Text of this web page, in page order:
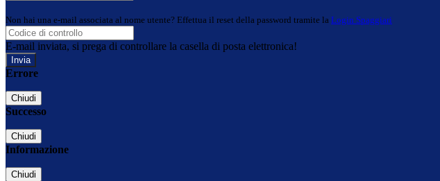
Non hai una e-mail associata al nome utente? Effettua il reset della password tramite la Login Spaggiari
E-mail inviata, si prega di controllare la casella di posta elettronica!
Errore
Chiudi
Successo
Chiudi
Informazione
Chiudi